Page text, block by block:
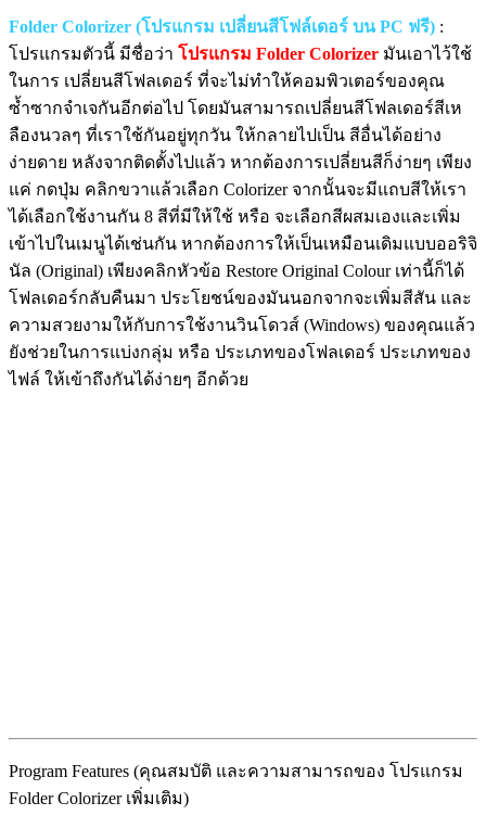
Folder Colorizer (โปรแกรม เปลี่ยนสีโฟล์เดอร์ บน PC ฟรี) :
โปรแกรมตัวนี้ มีชื่อว่า โปรแกรม Folder Colorizer มันเอาไว้ใช้
ในการ เปลี่ยนสีโฟลเดอร์ ที่จะไม่ทำให้คอมพิวเตอร์ของคุณ
ซ้ำซากจำเจกันอีกต่อไป โดยมันสามารถเปลี่ยนสีโฟลเดอร์สีเห
ลืองนวลๆ ที่เราใช้กันอยู่ทุกวัน ให้กลายไปเป็น สีอื่นได้อย่าง
ง่ายดาย หลังจากติดตั้งไปแล้ว หากต้องการเปลี่ยนสีก็ง่ายๆ เพียง
แค่ กดปุ่ม คลิกขวาแล้วเลือก Colorizer จากนั้นจะมีแถบสีให้เรา
ได้เลือกใช้งานกัน 8 สีที่มีให้ใช้ หรือ จะเลือกสีผสมเองและเพิ่ม
เข้าไปในเมนูได้เช่นกัน หากต้องการให้เป็นเหมือนเดิมแบบออริจิ
นัล (Original) เพียงคลิกหัวข้อ Restore Original Colour เท่านี้ก็ได้
โฟลเดอร์กลับคืนมา ประโยชน์ของมันนอกจากจะเพิ่มสีสัน และ
ความสวยงามให้กับการใช้งานวินโดวส์ (Windows) ของคุณแล้ว
ยังช่วยในการแบ่งกลุ่ม หรือ ประเภทของโฟลเดอร์ ประเภทของ
ไฟล์ ให้เข้าถึงกันได้ง่ายๆ อีกด้วย
Program Features (คุณสมบัติ และความสามารถของ โปรแกรม
Folder Colorizer เพิ่มเติม)